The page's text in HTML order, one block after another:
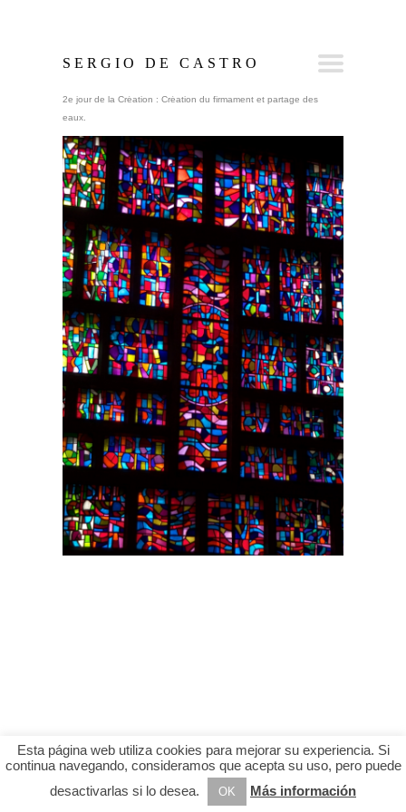
SERGIO DE CASTRO
2e jour de la Création : Création du firmament et partage des
eaux.
Esta página web utiliza cookies para mejorar su experiencia. Si
continua navegando, consideramos que acepta su uso, pero puede
desactivarlas si lo desea.
OK Más información